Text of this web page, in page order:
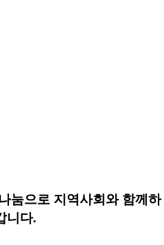
눔으로 지역사회와 함께하
니다.